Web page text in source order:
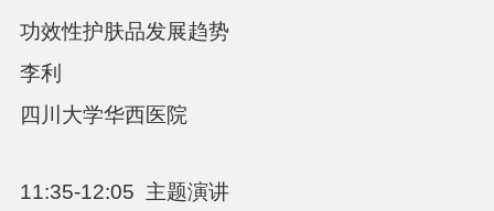
功效性护肤品发展趋势
李利
四川大学华西医院
11:35-12:05 主题演讲